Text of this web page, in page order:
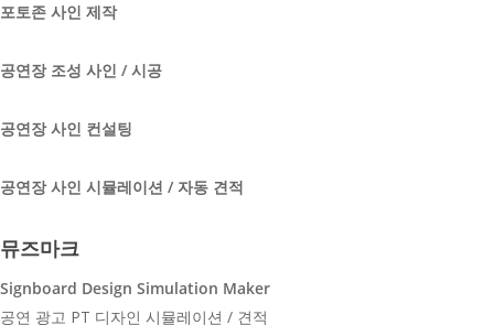
포토존 사인 제작
공연장 조성 사인 / 시공
공연장 사인 컨설팅
공연장 사인 시뮬레이션 / 자동 견적
뮤즈마크
Signboard Design Simulation Maker
공연 광고 PT 디자인 시뮬레이션 / 견적